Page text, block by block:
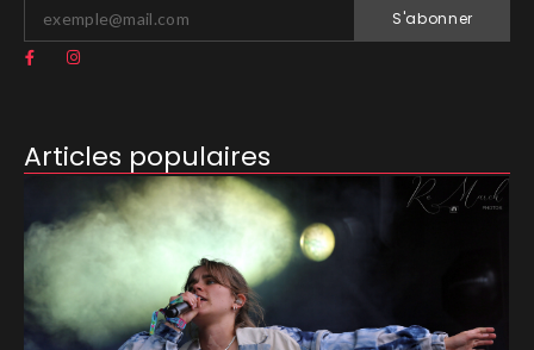
S'abonner
Articles populaires